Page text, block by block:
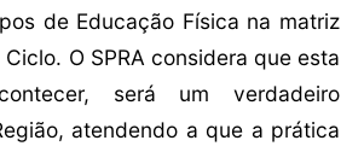
de Educação Física na matriz
Ciclo. O SPRA considera que esta
será um verdadeiro
atendendo a que a prática